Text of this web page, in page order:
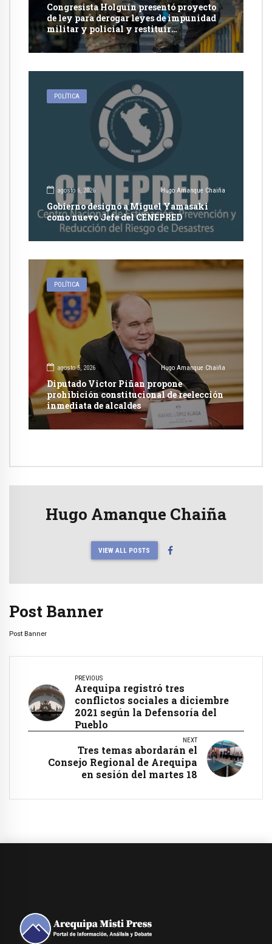
Congresista Holguín presentó proyecto
de ley para derogar leyes de impunidad
militar y policial y restituir
competencia de justicia ordinaria
POLÍTICA
agosto 6, 2026 Hugo Amanque Chaiña
Gobierno designó a Miguel Yamasaki
como nuevo Jefe del CENEPRED
POLÍTICA
agosto 5, 2026 Hugo Amanque Chaiña
Diputado Victor Piñan propone
prohibición constitucional de reelección
inmediata de alcaldes
Hugo Amanque Chaiña
VIEW ALL POSTS
Post Banner
Post Banner
PREVIOUS
Arequipa registró tres
conflictos sociales a diciembre
2021 según la Defensoría del
Pueblo
NEXT
Tres temas abordarán el
Consejo Regional de Arequipa
en sesión del martes 18